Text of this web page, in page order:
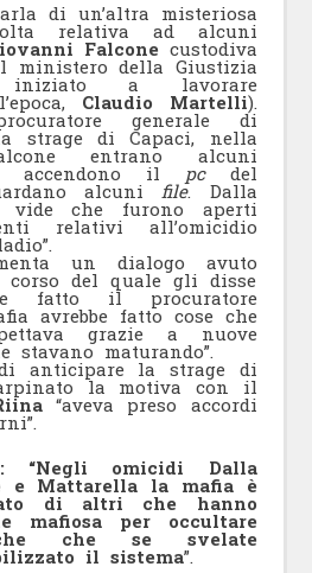
di un’altra misteriosa
relativa ad alcuni
Falcone custodiva
ministero della Giustizia
a lavorare
Claudio Martelli).
generale di
strage di Capaci, nella
entrano alcuni
accendono il pcdel
alcunifile. Dalla
che furono aperti
relativi all’omicidio
un dialogo avuto
corso del quale gli disse
fatto il procuratore
avrebbe fatto cose che
grazie a nuove
stavano maturando”.
anticipare la strage di
la motiva con il
“aveva preso accordi
“Negli omicidi Dalla
e Mattarella la mafia è
di altri che hanno
mafiosa per occultare
che se svelate
il sistema”.